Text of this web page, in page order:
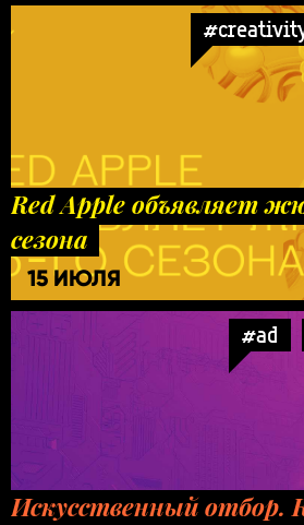
Red Apple объявляет
сезона
15 ИЮЛЯ
#ad
Искусственный отбор.